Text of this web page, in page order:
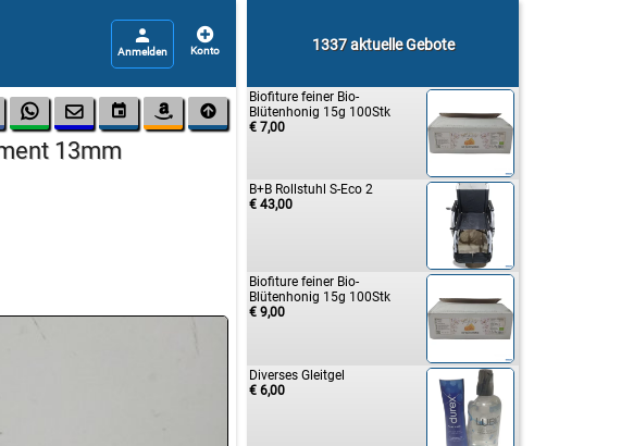
 
1337 aktuelle Gebote
Biofiture feiner Bio-
Blütenhonig 15g 100Stk
€ 7,00
B+B Rollstuhl S-Eco 2
€ 43,00
Biofiture feiner Bio-
Blütenhonig 15g 100Stk
€ 9,00
Diverses Gleitgel
€ 6,00
    
13mm